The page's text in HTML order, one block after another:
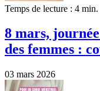
Temps de lecture : 4 min.
8 mars,
des femmes :
03 mars 2026